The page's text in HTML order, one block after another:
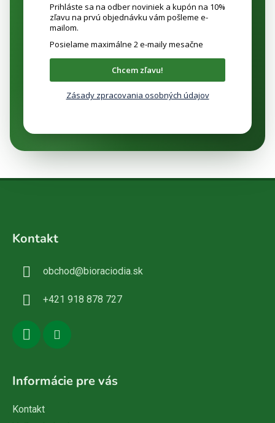
Prihláste sa na odber noviniek a kupón na 10%
zľavu na prvú objednávku vám pošleme e-
mailom.
Posielame maximálne 2 e-maily mesačne
Chcem zľavu!
Zásady zpracovania osobných údajov
Kontakt
obchod@bioraciodia.sk
+421 918 878 727
Informácie pre vás
Kontakt